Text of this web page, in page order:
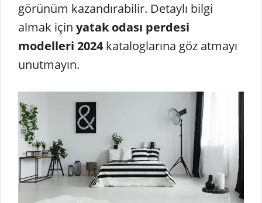
görünüm kazandırabilir. Detaylı bilgi
almak için yatak odası perdesi
modelleri 2024kataloglarına göz atmayı
unutmayın.